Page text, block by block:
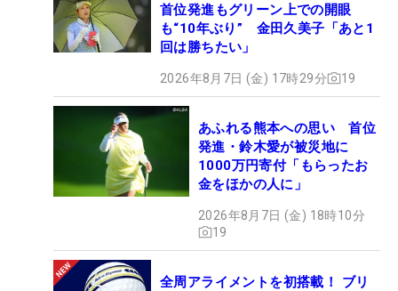
首位発進もグリーン上での開眼
も“10年ぶり” 金田久美子「あと1
回は勝ちたい」
2026年8月7日 (金) 17時29分 19
あふれる熊本への思い 首位
発進・鈴木愛が被災地に
1000万円寄付「もらったお
金をほかの人に」
2026年8月7日 (金) 18時10分
19
全周アライメントを初搭載！ ブリ